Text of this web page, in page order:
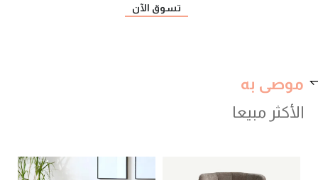
تسوق الآن
موصى به
الأكثر مبيعا